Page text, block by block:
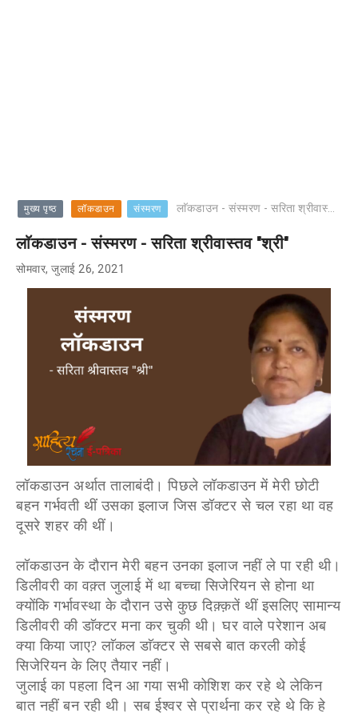
मुख्य पृष्ठ लॉकडाउन संस्मरण लाॅकडाउन - संस्मरण - सरिता श्रीवास्तव "श्री"
लाॅकडाउन - संस्मरण - सरिता श्रीवास्तव "श्री"
सोमवार, जुलाई 26, 2021
लॉकडाउन अर्थात तालाबंदी। पिछले लॉकडाउन में मेरी छोटी
बहन गर्भवती थीं उसका इलाज जिस डॉक्टर से चल रहा था वह
दूसरे शहर की थीं।
लॉकडाउन के दौरान मेरी बहन उनका इलाज नहीं ले पा रही थी।
डिलीवरी का वक़्त जुलाई में था बच्चा सिजेरियन से होना था
क्योंकि गर्भावस्था के दौरान उसे कुछ दिक़्क़तें थीं इसलिए सामान्य
डिलीवरी की डाॅक्टर मना कर चुकी थी। घर वाले परेशान अब
क्या किया जाए? लाॅकल डाॅक्टर से सबसे बात करली कोई
सिजेरियन के लिए तैयार नहीं।
जुलाई का पहला दिन आ गया सभी कोशिश कर रहे थे लेकिन
बात नहीं बन रही थी। सब ईश्वर से प्रार्थना कर रहे थे कि हे